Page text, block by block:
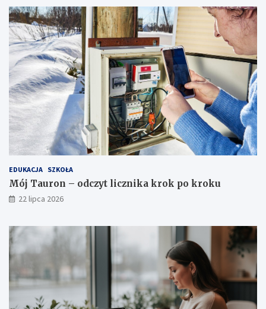
EDUKACJA SZKOŁA
Mój Tauron – odczyt licznika krok po kroku
22 lipca 2026